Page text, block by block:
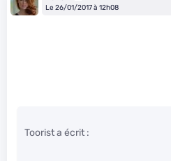
Le 26/01/2017 à 12h08
Toorist a écrit :